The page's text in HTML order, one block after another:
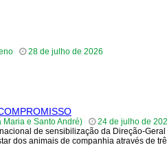
28 de julho de 2026
Maria e Santo André)
24 de julho de
de sensibilização da Direção-
dos animais de companhia através de